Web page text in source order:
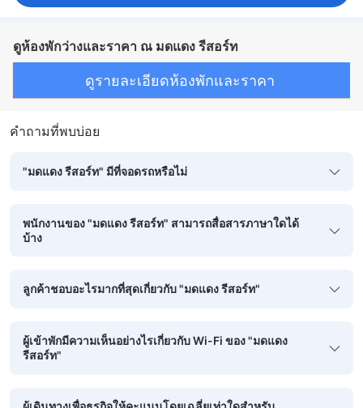
ดูห้องพักว่างและราคา ณ มดแดง รีสอร์ท
ดูรายละเอียดห้องพักและราคา
คำถามที่พบบ่อย
"มดแดง รีสอร์ท" มีที่จอดรถหรือไม่
พนักงานของ "มดแดง รีสอร์ท" สามารถสื่อสารภาษาใดได้
บ้าง
ลูกค้าชอบอะไรมากที่สุดเกี่ยวกับ "มดแดง รีสอร์ท"
ผู้เข้าพักมีความเห็นอย่างไรเกี่ยวกับ Wi-Fi ของ "มดแดง
รีสอร์ท"